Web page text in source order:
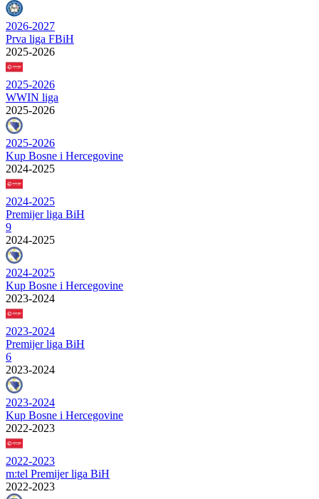
2026-2027
Prva liga FBiH
2025-2026
2025-2026
WWIN liga
2025-2026
2025-2026
Kup Bosne i Hercegovine
2024-2025
2024-2025
Premijer liga BiH
9
2024-2025
2024-2025
Kup Bosne i Hercegovine
2023-2024
2023-2024
Premijer liga BiH
6
2023-2024
2023-2024
Kup Bosne i Hercegovine
2022-2023
2022-2023
m:tel Premijer liga BiH
2022-2023